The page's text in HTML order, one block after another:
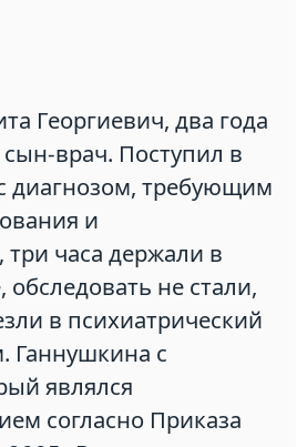
Георгиевич, два года
врач. Поступил в
требующим
и
часа держали в
не стали,
в психиатрический
Ганнушкина с
являлся
согласно Приказа